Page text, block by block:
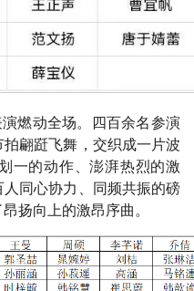
燃动全场。四百余名参演
翩跹飞舞，交织成一片波
一的动作、澎湃热烈的激
同心协力、同频共振的磅
扬向上的激昂序曲。